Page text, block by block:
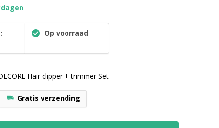
Op voorraad
Hair clipper + trimmer Set
Gratis verzending